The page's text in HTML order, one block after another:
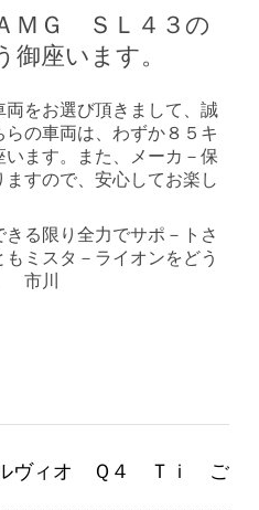
ＭＧ ＳＬ４３の
御座います。
をお選び頂きまして、誠
の車両は、わずか８５キ
ます。また、メーカ－保
すので、安心してお楽し
る限り全力でサポ－トさ
ミスタ－ライオンをどう
市川
ヴィオ Ｑ４ Ｔｉ ご